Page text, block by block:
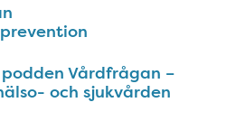
Vårdfrågan –
och sjukvården